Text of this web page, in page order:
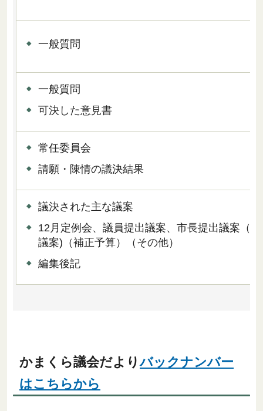
一般質問
一般質問
可決した意見書
常任委員会
請願・陳情の議決結果
議決された主な議案
12月定例会、議員提出議案、市長提出議案（
議案)（補正予算）（その他）
編集後記
かまくら議会だよりバックナンバー
はこちらから